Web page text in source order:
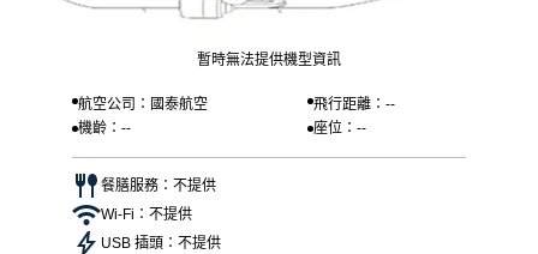
暫時無法提供機型資訊
航空公司：國泰航空
飛行距離：--
機齡：--
座位：--
餐膳服務：不提供
Wi-Fi：不提供
USB 插頭：不提供